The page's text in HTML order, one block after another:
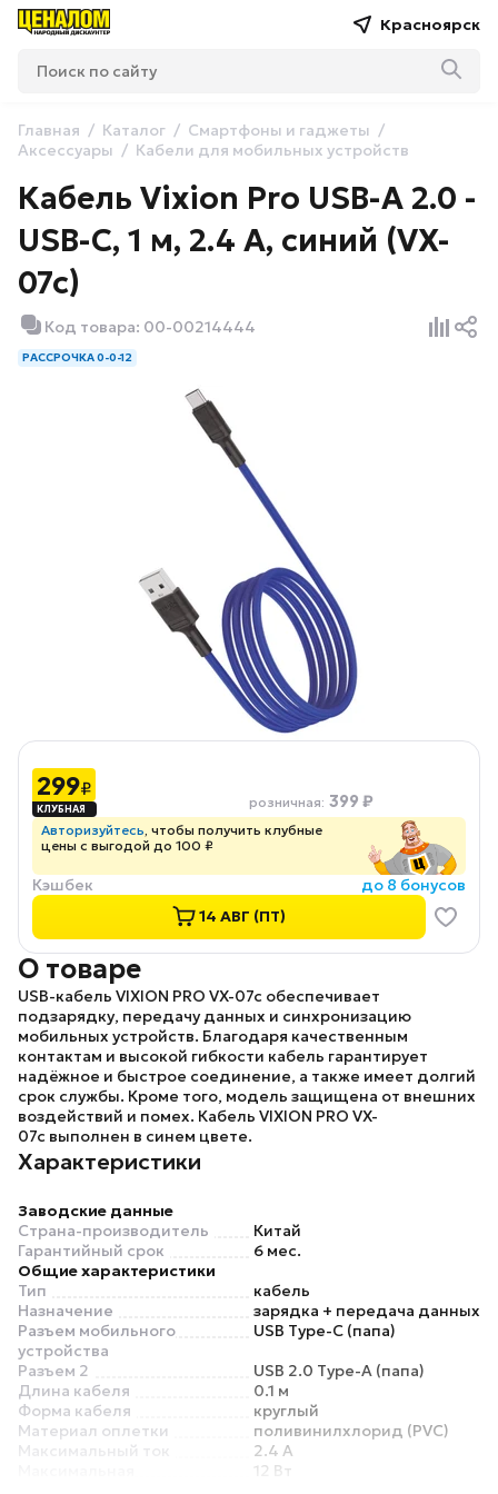
Красноярск
Главная Каталог
Смартфоны и гаджеты
Аксессуары
Кабели для мобильных устройств
Кабель Vixion Pro USB-A 2.0 -
USB-C, 1 м, 2.4 А, синий (VX-
07c)
Код товара: 00-00214444
РАССРОЧКА 0-0-12
299₽
розничная: 399 ₽
Авторизуйтесь, чтобы получить клубные
цены с выгодой до 100 ₽
Кэшбек
до 8 бонусов
14 АВГ (ПТ)
О товаре
USB-кабель VIXION PRO VX-07c обеспечивает
подзарядку, передачу данных и синхронизацию
мобильных устройств. Благодаря качественным
контактам и высокой гибкости кабель гарантирует
надёжное и быстрое соединение, а также имеет долгий
срок службы. Кроме того, модель защищена от внешних
воздействий и помех. Кабель VIXION PRO VX-
07c выполнен в синем цвете.
Характеристики
Заводские данные
Страна-производитель
Китай
Гарантийный срок
6 мес.
Общие характеристики
Тип
кабель
Назначение
зарядка + передача данных
Разъем мобильного
устройства
USB Type-C (папа)
Разъем 2
USB 2.0 Type-A (папа)
Длина кабеля
0.1 м
Форма кабеля
круглый
Материал оплетки
поливинилхлорид (PVC)
Максимальный ток
2.4 А
12 Вт